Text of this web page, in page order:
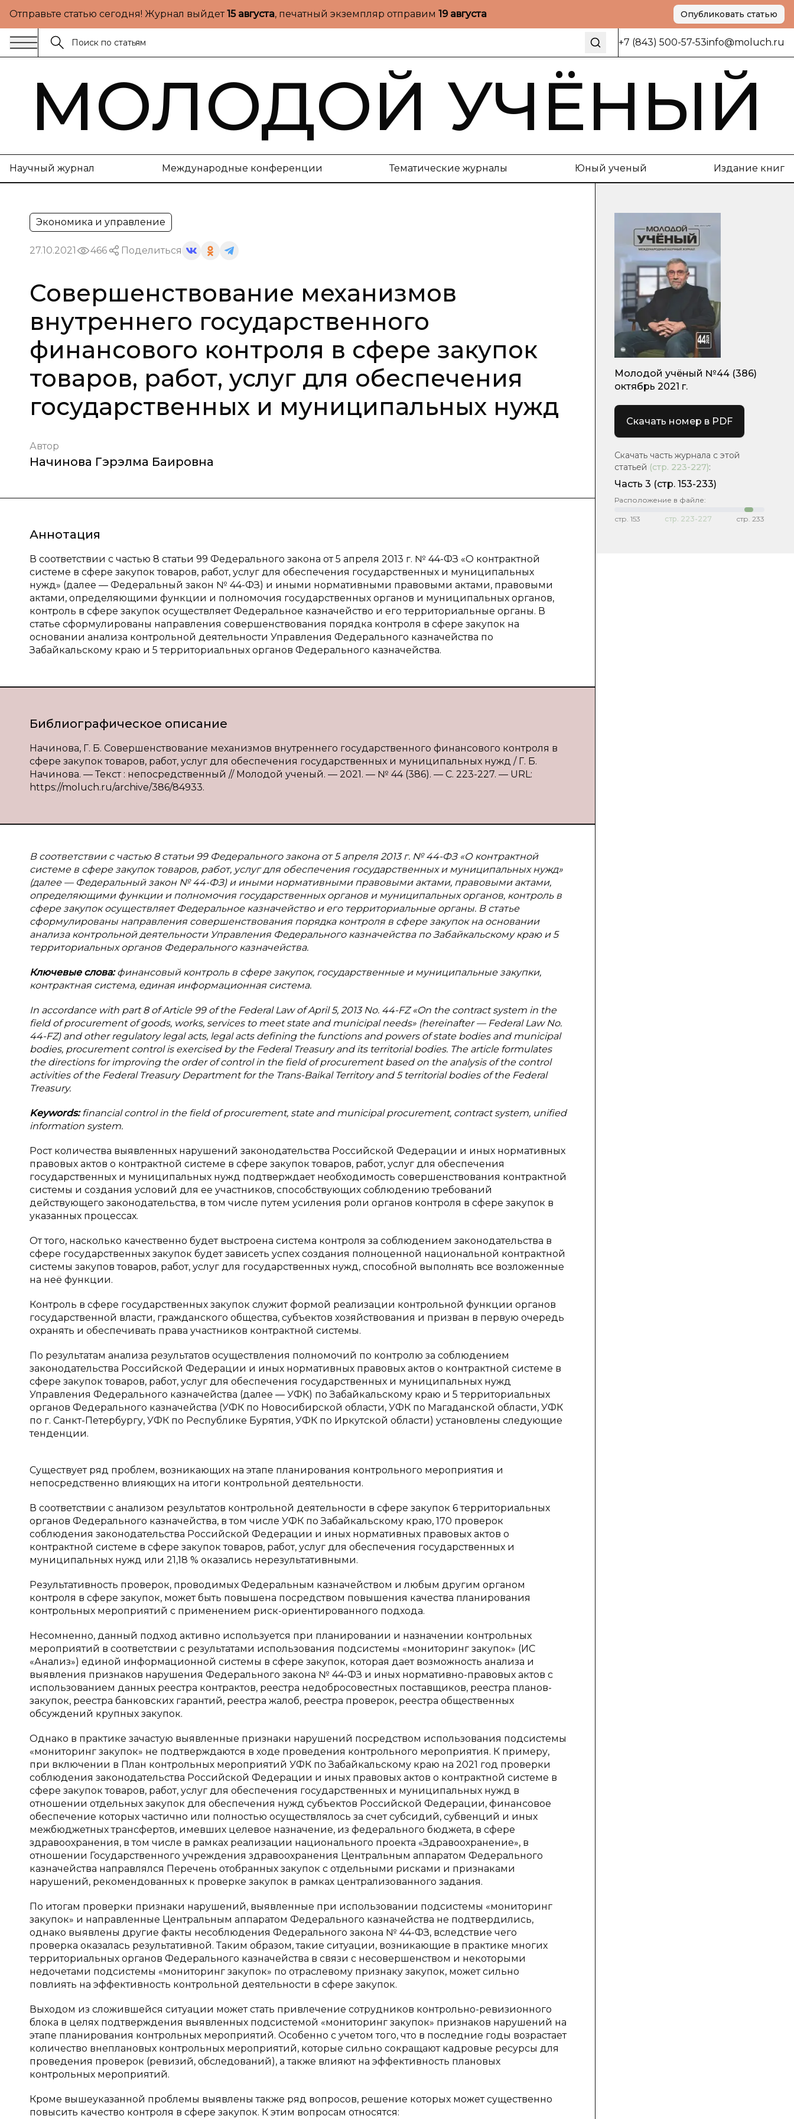
Отправьте статью сегодня! Журнал выйдет15 августа, печатный экземпляр отправим 19 августа Опубликовать статью
+7 (843) 500-57-53info@moluch.ru
МОЛОДОЙ УЧЁНЫЙ
Научный журнал Международные конференции Тематические журналы Юный ученый Издание книг
Экономика и управление
27.10.2021 466 Поделиться
Совершенствование механизмов
внутреннего государственного
финансового контроля в сфере закупок
товаров, работ, услуг для обеспечения
государственных и муниципальных нужд
Автор
Начинова Гэрэлма Баировна
Аннотация
В соответствии с частью 8 статьи 99 Федерального закона от 5 апреля 2013 г. № 44-ФЗ «О контрактной
системе в сфере закупок товаров, работ, услуг для обеспечения государственных и муниципальных
нужд» (далее — Федеральный закон № 44-ФЗ) и иными нормативными правовыми актами, правовыми
актами, определяющими функции и полномочия государственных органов и муниципальных органов,
контроль в сфере закупок осуществляет Федеральное казначейство и его территориальные органы. В
статье сформулированы направления совершенствования порядка контроля в сфере закупок на
основании анализа контрольной деятельности Управления Федерального казначейства по
Забайкальскому краю и 5 территориальных органов Федерального казначейства.
Библиографическое описание
Начинова, Г. Б. Совершенствование механизмов внутреннего государственного финансового контроля в
сфере закупок товаров, работ, услуг для обеспечения государственных и муниципальных нужд / Г. Б.
Начинова. — Текст : непосредственный // Молодой ученый. — 2021. — № 44 (386). — С. 223-227. — URL:
https://moluch.ru/archive/386/84933.
В соответствии с частью 8 статьи 99 Федерального закона от 5 апреля 2013 г. № 44-ФЗ «О контрактной
системе в сфере закупок товаров, работ, услуг для обеспечения государственных и муниципальных нужд»
(далее — Федеральный закон № 44-ФЗ) и иными нормативными правовыми актами, правовыми актами,
определяющими функции и полномочия государственных органов и муниципальных органов, контроль в
сфере закупок осуществляет Федеральное казначейство и его территориальные органы. В статье
сформулированы направления совершенствования порядка контроля в сфере закупок на основании
анализа контрольной деятельности Управления Федерального казначейства по Забайкальскому краю и 5
территориальных органов Федерального казначейства.
Ключевые слова:финансовый контроль в сфере закупок, государственные и муниципальные закупки,
контрактная система, единая информационная система.
In accordance with part 8 of Article 99 of the Federal Law of April 5, 2013 No. 44-FZ «On the contract system in the
field of procurement of goods, works, services to meet state and municipal needs» (hereinafter — Federal Law No.
44-FZ) and other regulatory legal acts, legal acts defining the functions and powers of state bodies and municipal
bodies, procurement control is exercised by the Federal Treasury and its territorial bodies. The article formulates
the directions for improving the order of control in the field of procurement based on the analysis of the control
activities of the Federal Treasury Department for the Trans-Baikal Territory and 5 territorial bodies of the Federal
Treasury.
Keywords:financial control in the field of procurement, state and municipal procurement, contract system, unified
information system.
Рост количества выявленных нарушений законодательства Российской Федерации и иных нормативных
правовых актов о контрактной системе в сфере закупок товаров, работ, услуг для обеспечения
государственных и муниципальных нужд подтверждает необходимость совершенствования контрактной
системы и создания условий для ее участников, способствующих соблюдению требований
действующего законодательства, в том числе путем усиления роли органов контроля в сфере закупок в
указанных процессах.
От того, насколько качественно будет выстроена система контроля за соблюдением законодательства в
сфере государственных закупок будет зависеть успех создания полноценной национальной контрактной
системы закупов товаров, работ, услуг для государственных нужд, способной выполнять все возложенные
на неё функции.
Контроль в сфере государственных закупок служит формой реализации контрольной функции органов
государственной власти, гражданского общества, субъектов хозяйствования и призван в первую очередь
охранять и обеспечивать права участников контрактной системы.
По результатам анализа результатов осуществления полномочий по контролю за соблюдением
законодательства Российской Федерации и иных нормативных правовых актов о контрактной системе в
сфере закупок товаров, работ, услуг для обеспечения государственных и муниципальных нужд
Управления Федерального казначейства (далее — УФК) по Забайкальскому краю и 5 территориальных
органов Федерального казначейства (УФК по Новосибирской области, УФК по Магаданской области, УФК
по г. Санкт-Петербургу, УФК по Республике Бурятия, УФК по Иркутской области) установлены следующие
тенденции.
Существует ряд проблем, возникающих на этапе планирования контрольного мероприятия и
непосредственно влияющих на итоги контрольной деятельности.
В соответствии с анализом результатов контрольной деятельности в сфере закупок 6 территориальных
органов Федерального казначейства, в том числе УФК по Забайкальскому краю, 170 проверок
соблюдения законодательства Российской Федерации и иных нормативных правовых актов о
контрактной системе в сфере закупок товаров, работ, услуг для обеспечения государственных и
муниципальных нужд или 21,18 % оказались нерезультативными.
Результативность проверок, проводимых Федеральным казначейством и любым другим органом
контроля в сфере закупок, может быть повышена посредством повышения качества планирования
контрольных мероприятий с применением риск-ориентированного подхода.
Несомненно, данный подход активно используется при планировании и назначении контрольных
мероприятий в соответствии с результатами использования подсистемы «мониторинг закупок» (ИС
«Анализ») единой информационной системы в сфере закупок, которая дает возможность анализа и
выявления признаков нарушения Федерального закона № 44-ФЗ и иных нормативно-правовых актов с
использованием данных реестра контрактов, реестра недобросовестных поставщиков, реестра планов-
закупок, реестра банковских гарантий, реестра жалоб, реестра проверок, реестра общественных
обсуждений крупных закупок.
Однако в практике зачастую выявленные признаки нарушений посредством использования подсистемы
«мониторинг закупок» не подтверждаются в ходе проведения контрольного мероприятия. К примеру,
при включении в План контрольных мероприятий УФК по Забайкальскому краю на 2021 год проверки
соблюдения законодательства Российской Федерации и иных правовых актов о контрактной системе в
сфере закупок товаров, работ, услуг для обеспечения государственных и муниципальных нужд в
отношении отдельных закупок для обеспечения нужд субъектов Российской Федерации, финансовое
обеспечение которых частично или полностью осуществлялось за счет субсидий, субвенций и иных
межбюджетных трансфертов, имевших целевое назначение, из федерального бюджета, в сфере
здравоохранения, в том числе в рамках реализации национального проекта «Здравоохранение», в
отношении Государственного учреждения здравоохранения Центральным аппаратом Федерального
казначейства направлялся Перечень отобранных закупок с отдельными рисками и признаками
нарушений, рекомендованных к проверке закупок в рамках централизованного задания.
По итогам проверки признаки нарушений, выявленные при использовании подсистемы «мониторинг
закупок» и направленные Центральным аппаратом Федерального казначейства не подтвердились,
однако выявлены другие факты несоблюдения Федерального закона № 44-ФЗ, вследствие чего
проверка оказалась результативной. Таким образом, такие ситуации, возникающие в практике многих
территориальных органов Федерального казначейства в связи с несовершенством и некоторыми
недочетами подсистемы «мониторинг закупок» по отраслевому признаку закупок, может сильно
повлиять на эффективность контрольной деятельности в сфере закупок.
Выходом из сложившейся ситуации может стать привлечение сотрудников контрольно-ревизионного
блока в целях подтверждения выявленных подсистемой «мониторинг закупок» признаков нарушений на
этапе планирования контрольных мероприятий. Особенно с учетом того, что в последние годы возрастает
количество внеплановых контрольных мероприятий, которые сильно сокращают кадровые ресурсы для
проведения проверок (ревизий, обследований), а также влияют на эффективность плановых
контрольных мероприятий.
Кроме вышеуказанной проблемы выявлены также ряд вопросов, решение которых может существенно
повысить качество контроля в сфере закупок. К этим вопросам относятся:
Молодой учёный №44 (386)
октябрь 2021 г.
Скачать номер в PDF
Скачать часть журнала с этой
статьей (стр. 223-227):
Часть 3 (стр. 153-233)
Расположение в файле:
стр. 153 стр. 223-227 стр. 233